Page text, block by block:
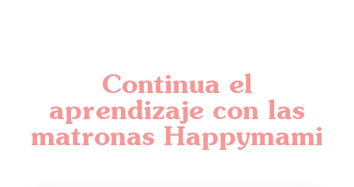
Continua el
aprendizaje con las
matronas Happymami​